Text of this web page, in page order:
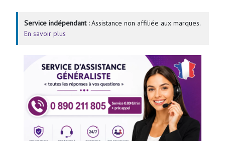
Service indépendant :Assistance non affiliée aux marques.
En savoir plus